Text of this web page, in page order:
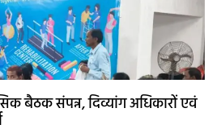
बैठक संपन्न, दिव्यांग अधिकारों एवं